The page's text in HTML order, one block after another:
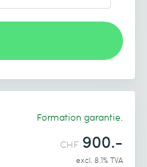
Formation garantie.
CHF 900.-
excl. 8.1% TVA